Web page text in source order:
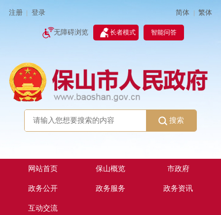
注册 登录 简体 | 繁体
无障碍浏览 长者模式 智能问答
搜索
网站首页 保山概览 市政府
政务公开 政务服务 政务资讯
互动交流